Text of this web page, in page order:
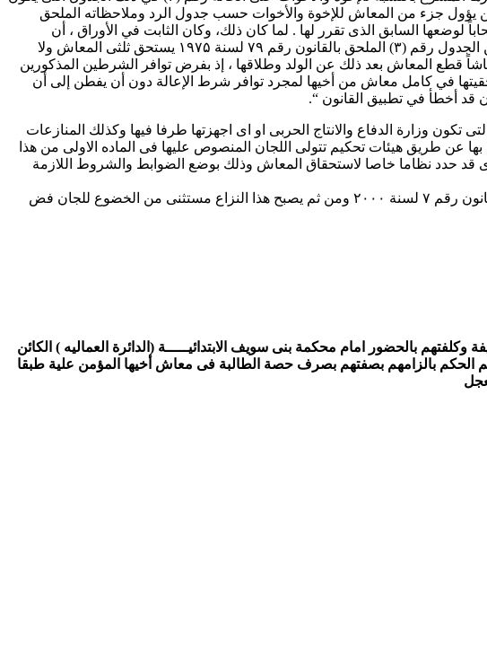
يؤول جزء من المعاش للإخوة والأخوات حسب جدول الرد وملاحظاته الملحق
لوضعها السابق الذى تقرر لها . لما كان ذلك، وكان الثابت في الأوراق ، أن
المؤمن عليه – شقيق المطعون ضدها – قد توفى ولديه ولد مستحق لمعاش وتقاضاه بعد وفاة والده وطبقاً للحالة السادسة من الجدول رقم (۳) الملحق بالقانون رقم ۷۹ لسنة ۱۹۷۵ يستحق ثلثى المعاش ولا
قطع المعاش بعد ذلك عن الولد وطلاقها ، إذ بفرض توافر الشرطين المذكورين
في كامل معاش من أخيها لمجرد توافر شرط الإعالة دون أن يفطن إلى أن
قد أخطأ في تطبيق القانون “.
تكون وزارة الدفاع والانتاج الحربى او اى اجهزتها طرفا فيها وكذلك المنازعات
بها عن طريق هيئات تحكيم تتولى اللجان المنصوص عليها فى الماده الاولى من هذا
كان القانون۷۹ لسنة ۱۹۷۵ والذى يحكم النزاع موضوع الدعوى قد حدد نظاما خاصا لاستحقاق المعاش وذلك بوضع الضوابط والشروط اللازمة
– ومن ثم تستثنى المنازعات الناشئة عن تطبيق احكامة من اللجوء للجان فض المنازعات المنصوص عليها فى الماده ٤ من القانون رقم ۷ لسنة ۲۰۰۰ ومن ثم يصبح هذا النزاع مستثنى من الخضوع للجان فض
بالحضور امام محكمة بنى سويف الابتدائيـــــة (الدائرة العماليه ) الكائن
بنى سويف وذلك فى تمام الساعة الثامنة صباحا وما بعدها يوم …………… الموافق : / / ۲۰۱۸ لسماعهم الحكم بالزامهم بصفتهم بصرف حصة الطالبة فى معاش أخيها المؤمن علية طبقا